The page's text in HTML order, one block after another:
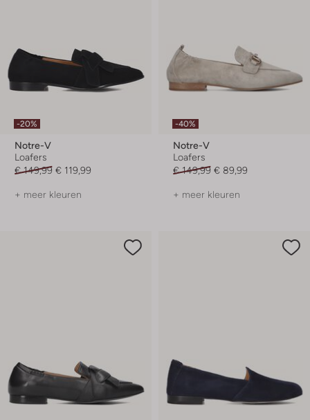
-20%
Notre-V
Loafers
€ 149,99 € 119,99
+ meer kleuren
-40%
Notre-V
Loafers
€ 149,99 € 89,99
+ meer kleuren